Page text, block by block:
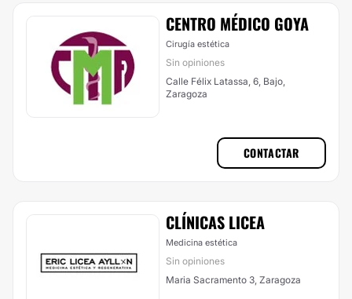
CENTRO MÉDICO GOYA
Cirugía estética
Sin opiniones
Calle Félix Latassa, 6, Bajo,
Zaragoza
CONTACTAR
CLÍNICAS LICEA
Medicina estética
Sin opiniones
Maria Sacramento 3, Zaragoza